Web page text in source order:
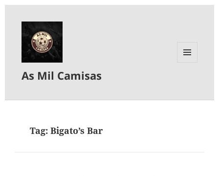
As Mil Camisas
Tag:Bigato’s Bar